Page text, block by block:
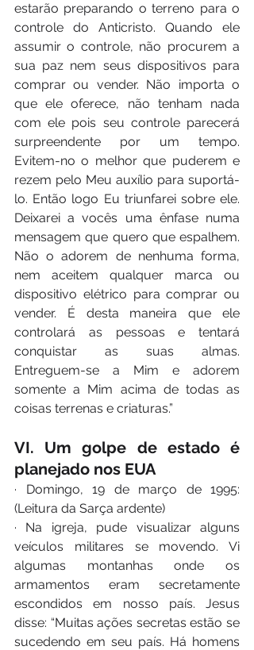
estarão preparando o terreno para o
controle do Anticristo. Quando ele
assumir o controle, não procurem a
sua paz nem seus dispositivos para
comprar ou vender. Não importa o
que ele oferece, não tenham nada
com ele pois seu controle parecerá
surpreendente por um tempo.
Evitem-no o melhor que puderem e
rezem pelo Meu auxílio para suportá-
lo. Então logo Eu triunfarei sobre ele.
Deixarei a vocês uma ênfase numa
mensagem que quero que espalhem.
Não o adorem de nenhuma forma,
nem aceitem qualquer marca ou
dispositivo elétrico para comprar ou
vender. É desta maneira que ele
controlará as pessoas e tentará
conquistar as suas almas.
Entreguem-se a Mim e adorem
somente a Mim acima de todas as
coisas terrenas e criaturas.”
VI. Um golpe de estado é
planejado nos EUA
· Domingo, 19 de março de 1995:
(Leitura da Sarça ardente)
· Na igreja, pude visualizar alguns
veículos militares se movendo. Vi
algumas montanhas onde os
armamentos eram secretamente
escondidos em nosso país. Jesus
disse: “Muitas ações secretas estão se
sucedendo em seu país. Há homens